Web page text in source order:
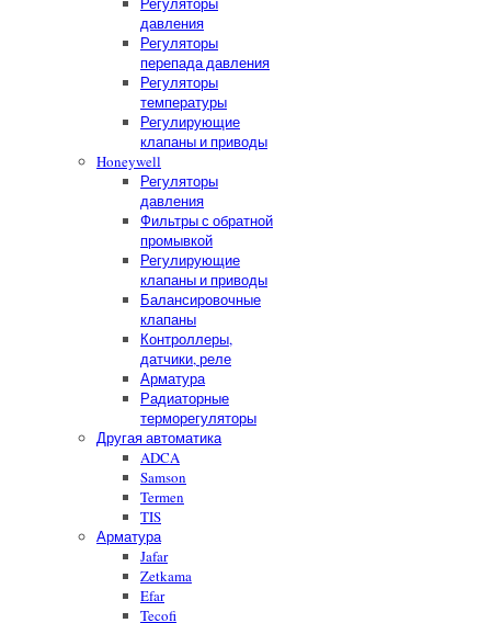
давления
Регуляторы
перепада давления
Регуляторы
температуры
Регулирующие
клапаны и приводы
Honeywell
Регуляторы
давления
Фильтры с обратной
промывкой
Регулирующие
клапаны и приводы
Балансировочные
клапаны
Контроллеры,
датчики, реле
Арматура
Радиаторные
терморегуляторы
Другая автоматика
ADCA
Samson
Termen
TIS
Арматура
Jafar
Zetkama
Efar
Tecofi